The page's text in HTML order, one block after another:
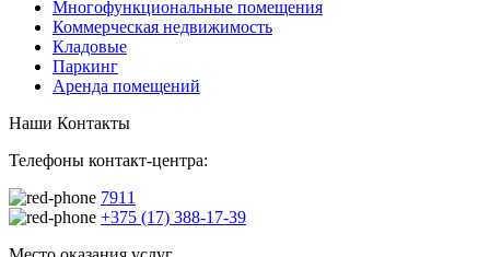
Многофункциональные помещения
Коммерческая недвижимость
Кладовые
Паркинг
Аренда помещений
Наши Контакты
Телефоны контакт-центра:
7911
+375 (17) 388-17-39